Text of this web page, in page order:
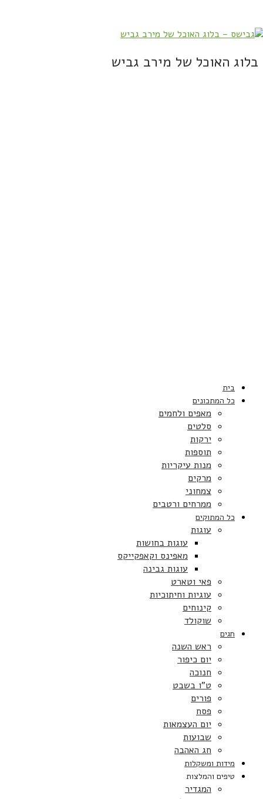
בלוג האוכל של מירב גביש
בית
כל המתכונים
מאפים ולחמים
סלטים
ירקות
תוספות
מנות עיקריות
מרקים
צמחוני
ממרחים ורטבים
כל המתוקים
עוגות
עוגות בחושות
מאפינס וקאפקייקס
עוגות גבינה
פאי וטארט
עוגיות וחיתוכיות
קינוחים
שוקולד
חגים
ראש השנה
יום כיפור
חנוכה
ט”ו בשבט
פורים
פסח
יום העצמאות
שבועות
חג האהבה
מידות ומשקלות
טיפים והמלצות
המגדיר